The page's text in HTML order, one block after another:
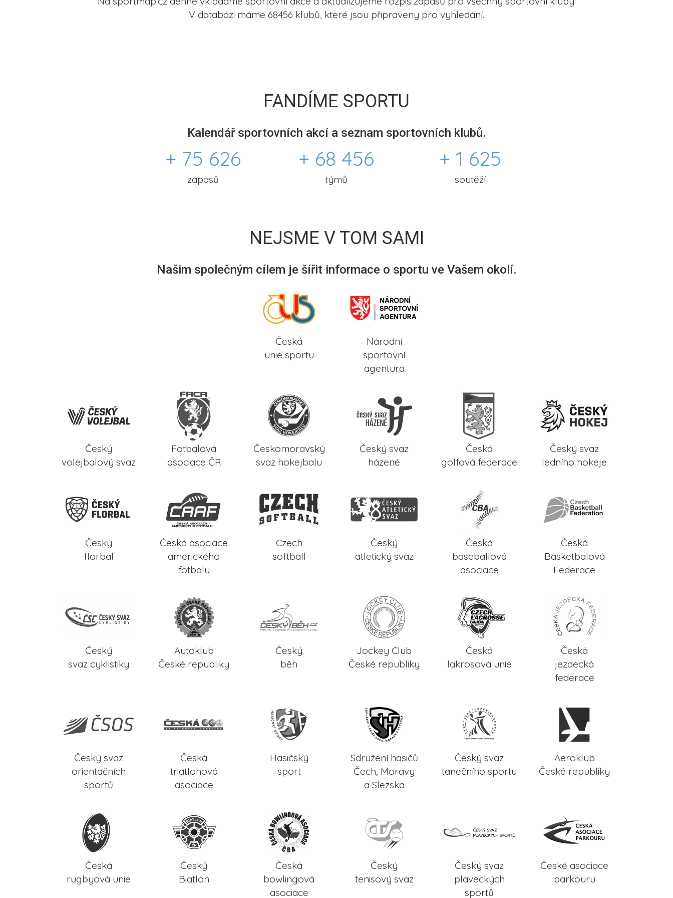
V databázi máme 68456 klubů, které jsou připraveny pro vyhledání.
FANDÍME SPORTU
Kalendář sportovních akcí a seznam sportovních klubů.
+ 75 626
zápasů
+ 68 456
týmů
+ 1 625
soutěží
NEJSME V TOM SAMI
Našim společným cílem je šířit informace o sportu ve Vašem okolí.
Česká
unie sportu
Národní
sportovní
agentura
Český
volejbalový svaz
Fotbalová
asociace ČR
Českomoravský
svaz hokejbalu
Český svaz
házené
Česká
golfová federace
Český svaz
ledního hokeje
Český
florbal
Česká asociace
amerického
fotbalu
Czech
softball
Český
atletický svaz
Česká
baseballová
asociace
Česká
Basketbalová
Federace
Český
svaz cyklistiky
Autoklub
České republiky
Český
běh
Jockey Club
České republiky
Česká
lakrosová unie
Česká
jezdecká
federace
Český svaz
orientačních
sportů
Česká
triatlonová
asociace
Hasičský
sport
Sdružení hasičů
Čech, Moravy
a Slezska
Český svaz
tanečního sportu
Aeroklub
České republiky
Česká
rugbyová unie
Český
Biatlon
Česká
bowlingová
asociace
Český
tenisový svaz
Český svaz
plaveckých
sportů
České asociace
parkouru